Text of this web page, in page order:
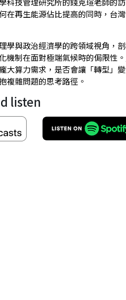
在再生能源佔比提高的同時，台
學與政治經濟學的跨領域視角，
機制在面對極端氣候時的侷限性
大算力需求，是否會讓「轉型」
複雜問題的思考路徑。
listen